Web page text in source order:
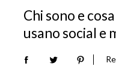
Chi sono e
usano social e